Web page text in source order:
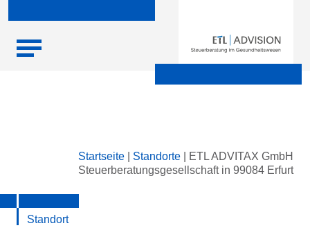
Startseite Standorte
ETL ADVITAX GmbH
Steuerberatungsgesellschaft in 99084 Erfurt
Standort